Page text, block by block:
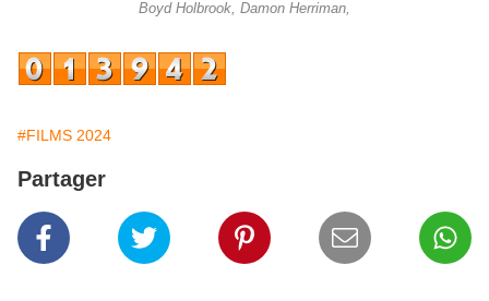
Boyd Holbrook, Damon Herriman,
#FILMS 2024
Partager